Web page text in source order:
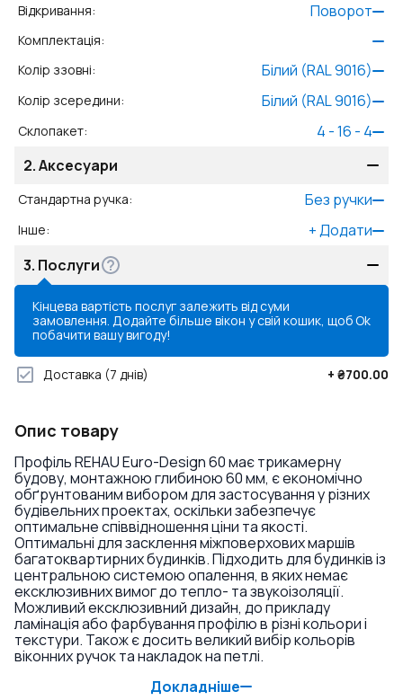
Відкривання: Поворот
Комплектація:
Колір ззовні: Білий (RAL 9016)
Колір зсередини: Білий (RAL 9016)
Склопакет:
4 - 16 - 4
2.Аксесуари
Стандартна ручка: Без ручки
Інше: +Додати
3. Послуги
Кінцева вартість послуг залежить від суми
замовлення. Додайте більше вікон у свій кошик, щоб
побачити вашу вигоду!
Ok
Доставка (7 днів) + ₴700.00
Опис товару
Профіль REHAU Euro-Design 60 має трикамерну
будову, монтажною глибиною 60 мм, є економічно
обґрунтованим вибором для застосування у різних
будівельних проектах, оскільки забезпечує
оптимальне співвідношення ціни та якості.
Оптимальні для засклення міжповерхових маршів
багатоквартирних будинків. Підходить для будинків із
центральною системою опалення, в яких немає
ексклюзивних вимог до тепло- та звукоізоляції.
Можливий ексклюзивний дизайн, до прикладу
ламінація або фарбування профілю в різні кольори і
текстури. Також є досить великий вибір кольорів
віконних ручок та накладок на петлі.
Докладніше